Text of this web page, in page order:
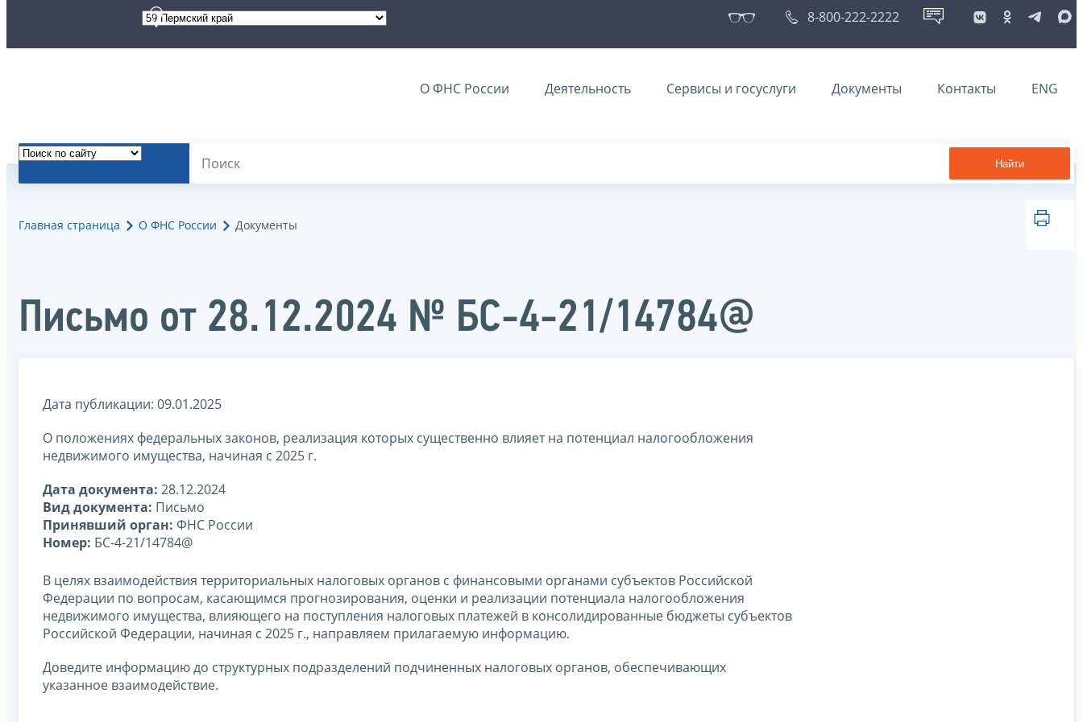
8-800-222-2222
О ФНС России Деятельность Сервисы и госуслуги Документы Контакты ENG
Найти
Главная страница О ФНС России Документы
Письмо от 28.12.2024 № БС-4-21/14784@
Дата публикации: 09.01.2025
О положениях федеральных законов, реализация которых существенно влияет на потенциал налогообложения
недвижимого имущества, начиная с 2025 г.
Дата документа: 28.12.2024
Вид документа: Письмо
Принявший орган: ФНС России
Номер: БС-4-21/14784@
В целях взаимодействия территориальных налоговых органов с финансовыми органами субъектов Российской
Федерации по вопросам, касающимся прогнозирования, оценки и реализации потенциала налогообложения
недвижимого имущества, влияющего на поступления налоговых платежей в консолидированные бюджеты субъектов
Российской Федерации, начиная с 2025 г., направляем прилагаемую информацию.
Доведите информацию до структурных подразделений подчиненных налоговых органов, обеспечивающих
указанное взаимодействие.